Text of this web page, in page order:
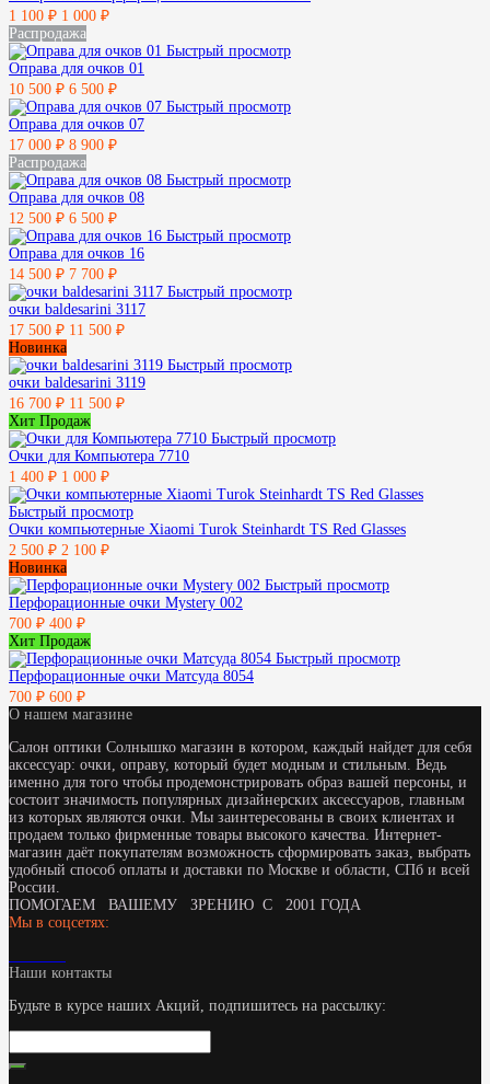
1 100 ₽ 1 000 ₽
Распродажа
Быстрый просмотр
Оправа для очков 01
10 500 ₽ 6 500 ₽
Быстрый просмотр
Оправа для очков 07
17 000 ₽ 8 900 ₽
Распродажа
Быстрый просмотр
Оправа для очков 08
12 500 ₽ 6 500 ₽
Быстрый просмотр
Оправа для очков 16
14 500 ₽ 7 700 ₽
Быстрый просмотр
очки baldesarini 3117
17 500 ₽ 11 500 ₽
Новинка
Быстрый просмотр
очки baldesarini 3119
16 700 ₽ 11 500 ₽
Хит Продаж
Быстрый просмотр
Очки для Компьютера 7710
1 400 ₽ 1 000 ₽
Быстрый просмотр
Очки компьютерные Xiaomi Turok Steinhardt TS Red Glasses
2 500 ₽ 2 100 ₽
Новинка
Быстрый просмотр
Перфорационные очки Mystery 002
700 ₽ 400 ₽
Хит Продаж
Быстрый просмотр
Перфорационные очки Матсуда 8054
700 ₽ 600 ₽
О нашем магазине
Салон оптики Солнышко магазин в котором, каждый найдет для себя
аксессуар: очки, оправу, который будет модным и стильным. Ведь
именно для того чтобы продемонстрировать образ вашей персоны, и
состоит значимость популярных дизайнерских аксессуаров, главным
из которых являются очки. Мы заинтересованы в своих клиентах и
продаем только фирменные товары высокого качества. Интернет-
магазин даёт покупателям возможность сформировать заказ, выбрать
удобный способ оплаты и доставки по Москве и области, СПб и всей
России.
ПОМОГАЕМ ВАШЕМУ ЗРЕНИЮ С 2001 ГОДА
Мы в соцсетях:
Наши контакты
Будьте в курсе наших Акций, подпишитесь на рассылку: